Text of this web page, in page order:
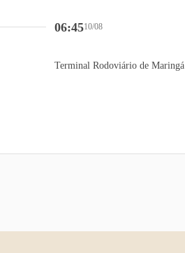
06:4510/08
Terminal Rodoviário de Maringá